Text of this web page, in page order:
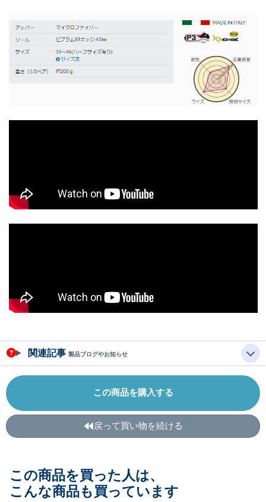
関連記事 製品ブログやお知らせ
この商品を購入する
戻って買い物を続ける
この商品を買った人は、
こんな商品も買っています